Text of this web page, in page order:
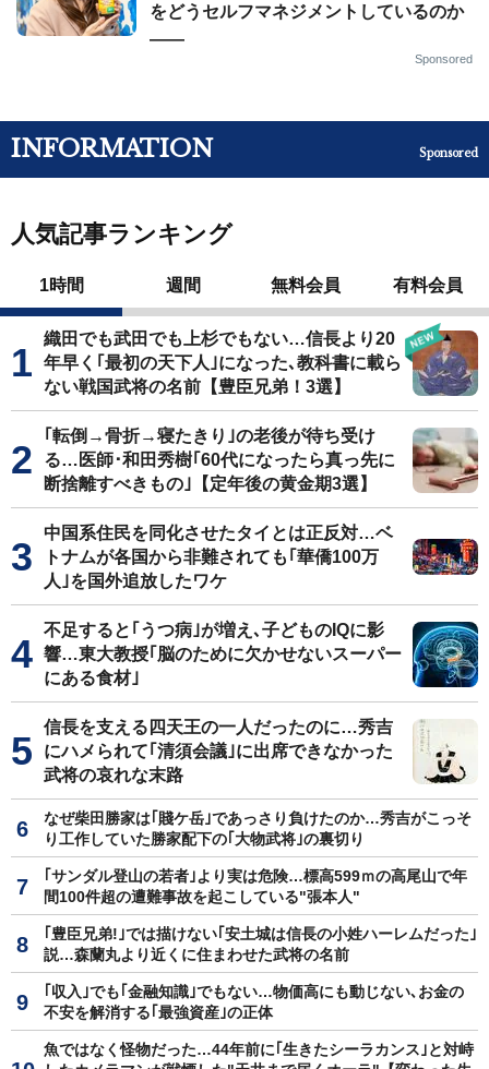
をどうセルフマネジメントしているのか
——
Sponsored
INFORMATION Sponsored
人気記事ランキング
1時間 週間 無料会員 有料会員
織田でも武田でも上杉でもない…信長より20
年早く｢最初の天下人｣になった､教科書に載ら
ない戦国武将の名前【豊臣兄弟！3選】
｢転倒→骨折→寝たきり｣の老後が待ち受け
る…医師･和田秀樹｢60代になったら真っ先に
断捨離すべきもの｣【定年後の黄金期3選】
中国系住民を同化させたタイとは正反対…ベ
トナムが各国から非難されても｢華僑100万
人｣を国外追放したワケ
不足すると｢うつ病｣が増え､子どものIQに影
響…東大教授｢脳のために欠かせないスーパー
にある食材｣
信長を支える四天王の一人だったのに…秀吉
にハメられて｢清須会議｣に出席できなかった
武将の哀れな末路
なぜ柴田勝家は｢賤ケ岳｣であっさり負けたのか…秀吉がこっそ
り工作していた勝家配下の｢大物武将｣の裏切り
｢サンダル登山の若者｣より実は危険…標高599ｍの高尾山で年
間100件超の遭難事故を起こしている"張本人"
｢豊臣兄弟!｣では描けない｢安土城は信長の小姓ハーレムだった｣
説…森蘭丸より近くに住まわせた武将の名前
｢収入｣でも｢金融知識｣でもない…物価高にも動じない､お金の
不安を解消する｢最強資産｣の正体
魚ではなく怪物だった…44年前に｢生きたシーラカンス｣と対峙